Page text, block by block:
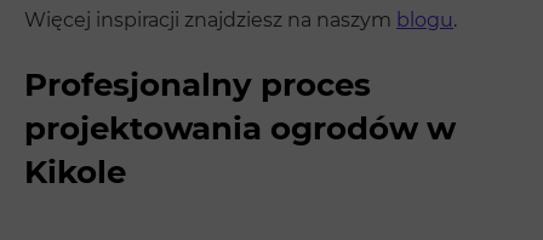
Więcej inspiracji znajdziesz na naszym blogu.
Profesjonalny proces
projektowania ogrodów w
Kikole